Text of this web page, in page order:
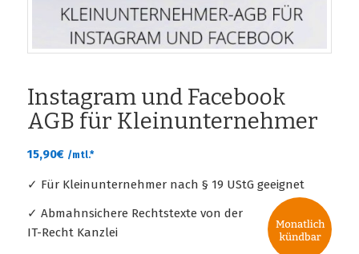
Instagram und Facebook
AGB für Kleinunternehmer
15,90€ /mtl.*
✓ Für Kleinunternehmer nach § 19 UStG geeignet
✓ Abmahnsichere Rechtstexte von der
IT-Recht Kanzlei